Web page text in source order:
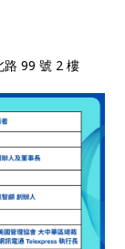
路 99 號 2 樓